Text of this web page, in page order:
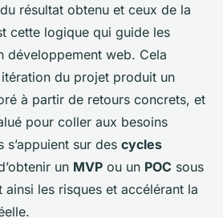
résultat obtenu et ceux de la
cette logique qui guide les
développement web. Cela
du projet produit un
à partir de retours concrets, et
pour coller aux besoins
s’appuient sur des cycles
un MVP ou un POC sous
les risques et accélérant la